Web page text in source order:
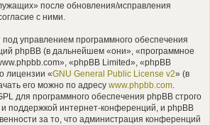
после обновления/исправления
с ними.
управлением программного обеспечения
phpBB (в дальнейшем «они», «программное
«phpBB Limited», «phpBB
лицензии «GNU General Public License v2» (в
его можно по адресу www.phpbb.com.
для программного обеспечения phpBB строго
поддержкой интернет-конференций, и phpBB
за то, что администрация конференций